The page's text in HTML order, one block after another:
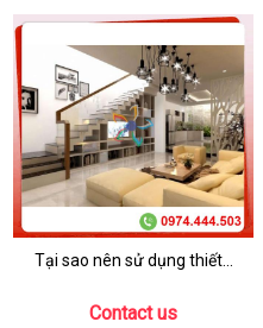
Tại sao nên sử dụng thiết...
Contact us